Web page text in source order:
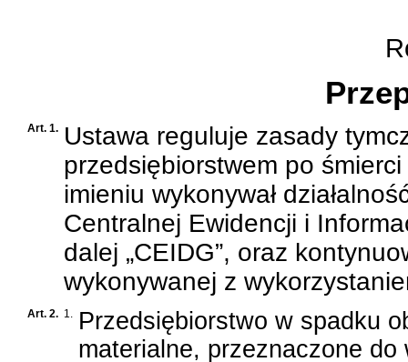
Art. 1. Ustawa reguluje zasady
przedsiębiorstwem po
imieniu wykonywał
Centralnej Ewidencji i
dalej „CEIDG”, oraz
wykonywanej z
Art. 2. 1. Przedsiębiorstwo w spadku
materialne, przeznaczone do